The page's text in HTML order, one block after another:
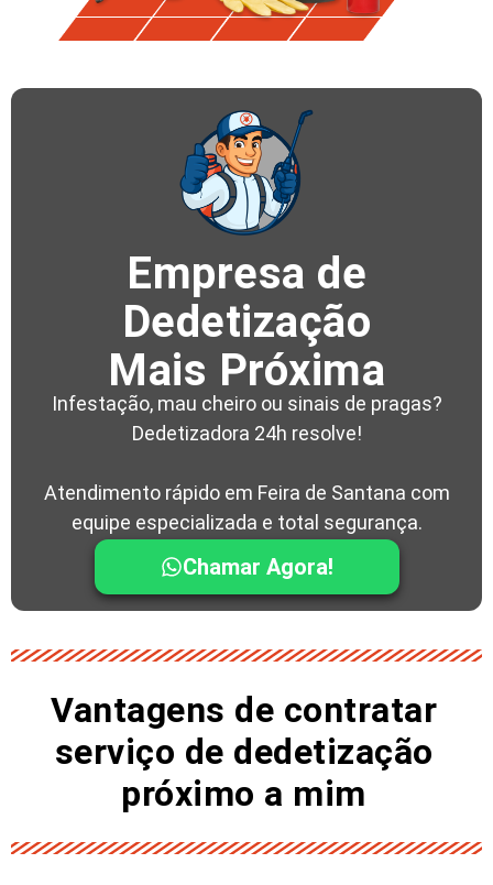
Empresa de
Dedetização
Mais Próxima
Infestação, mau cheiro ou sinais de pragas?
Dedetizadora 24h resolve!
Atendimento rápido em Feira de Santana com
equipe especializada e total segurança.
Chamar Agora!
Vantagens de contratar
serviço de dedetização
próximo a mim